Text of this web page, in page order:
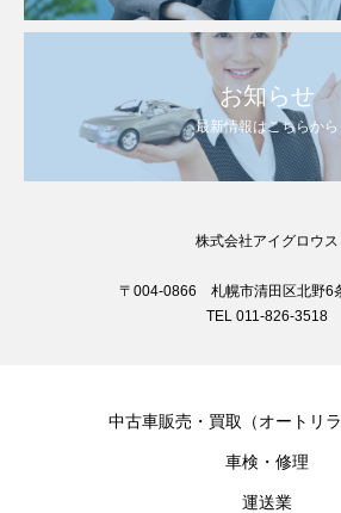
お知らせ
最新情報はこちらから
株式会社アイグロウス
〒004-0866 札幌市清田区北野6
TEL 011-826-3518
中古車販売・買取（オートリラ
車検・修理
運送業